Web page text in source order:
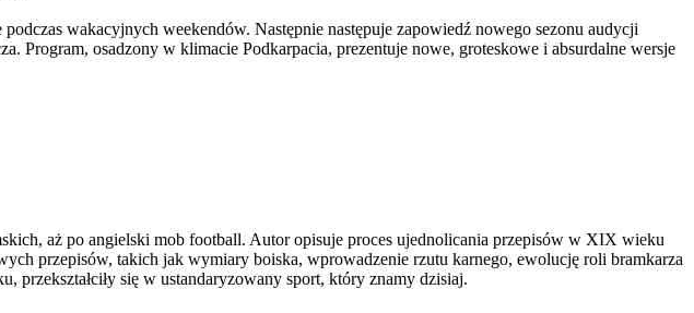
wakacyjnych weekendów. Następnie następuje zapowiedź nowego sezonu audycji
Program, osadzony w klimacie Podkarpacia, prezentuje nowe, groteskowe i absurdalne wersje
aż po angielski mob football. Autor opisuje proces ujednolicania przepisów w XIX wieku
przepisów, takich jak wymiary boiska, wprowadzenie rzutu karnego, ewolucję roli bramkarza
przekształciły się w ustandaryzowany sport, który znamy dzisiaj.